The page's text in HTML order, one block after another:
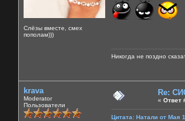
Слёзы вместе, смех
пополам)))
Никогда не поздно
krava
Moderator
Пользователи
Re:
« Ответ
Цитата: Натали от Мая